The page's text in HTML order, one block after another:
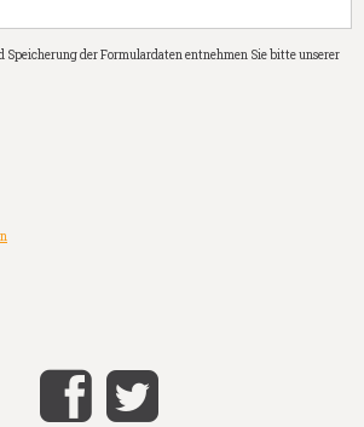
Speicherung der Formulardaten entnehmen Sie bitte unserer